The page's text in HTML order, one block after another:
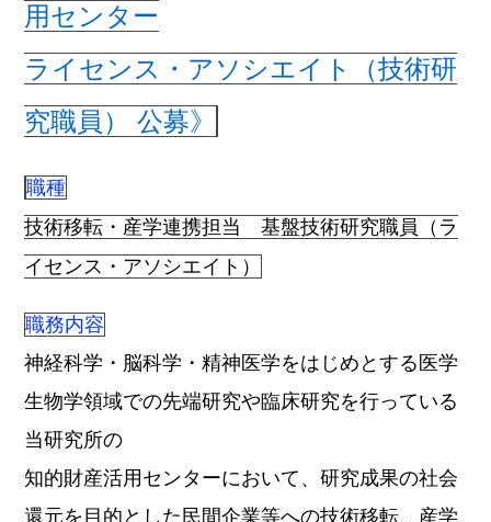
用センター
ライセンス・アソシエイト（技術研
究職員） 公募》
職種
技術移転・産学連携担当 基盤技術研究職員（ラ
イセンス・アソシエイト）
職務内容
神経科学・脳科学・精神医学をはじめとする医学
生物学領域での先端研究や臨床研究を行っている
当研究所の
知的財産活用センターにおいて、研究成果の社会
還元を目的とした民間企業等への技術移転、産学